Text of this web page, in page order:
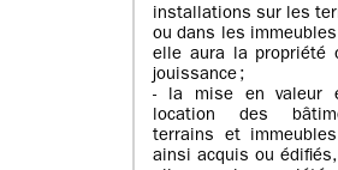
installations sur les
ou dans les
elle aura la propriété
jouissance ;
- la mise en valeur
location des
terrains et
ainsi acquis ou